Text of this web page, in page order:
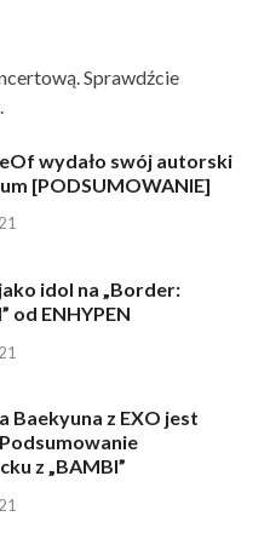
Sprawdźcie
wydało swój autorski
[PODSUMOWANIE]
idol na „Border:
od ENHYPEN
Baekyuna z EXO jest
Podsumowanie
z „BAMBI”